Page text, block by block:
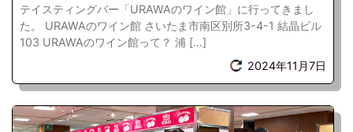
テイスティングバー「URAWAのワイン館」に行ってきまし
た。 URAWAのワイン館 さいたま市南区別所3-4-1 結晶ビル
103 URAWAのワイン館って？ 浦 […]
2024年11月7日